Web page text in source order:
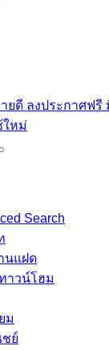
ใหม่
Search
นแฝด
าวน์โฮม
ม
ย์